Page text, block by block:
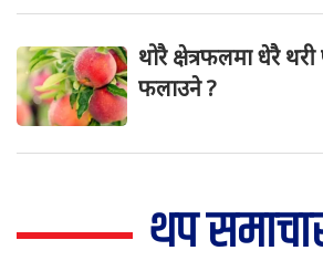
थोरै क्षेत्रफलमा धेरै
फलाउने ?
थप